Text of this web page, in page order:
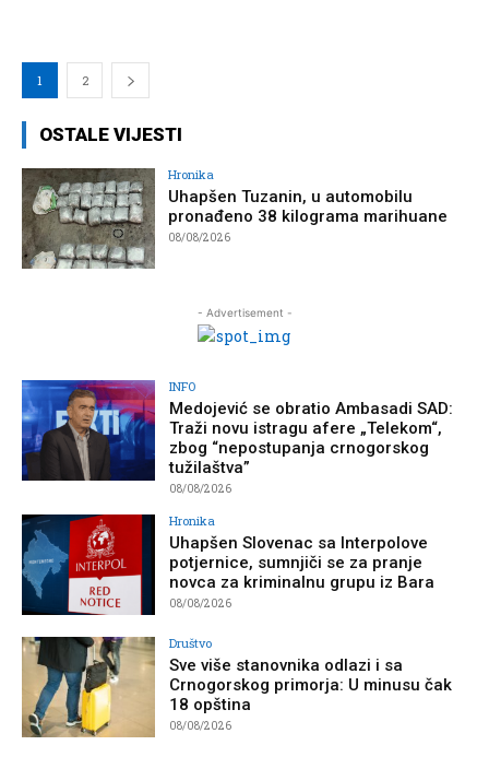
1 2
OSTALE VIJESTI
Hronika
Uhapšen Tuzanin, u automobilu
pronađeno 38 kilograma marihuane
08/08/2026
- Advertisement -
INFO
Medojević se obratio Ambasadi SAD:
Traži novu istragu afere „Telekom“,
zbog “nepostupanja crnogorskog
tužilaštva”
08/08/2026
Hronika
Uhapšen Slovenac sa Interpolove
potjernice, sumnjiči se za pranje
novca za kriminalnu grupu iz Bara
08/08/2026
Društvo
Sve više stanovnika odlazi i sa
Crnogorskog primorja: U minusu čak
18 opština
08/08/2026